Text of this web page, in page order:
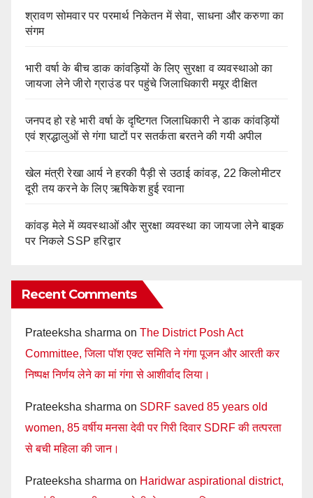
श्रावण सोमवार पर परमार्थ निकेतन में सेवा, साधना और करुणा का
संगम
भारी वर्षा के बीच डाक कांवड़ियों के लिए सुरक्षा व व्यवस्थाओ का
जायजा लेने जीरो ग्राउंड पर पहुंचे जिलाधिकारी मयूर दीक्षित
जनपद हो रहे भारी वर्षा के दृष्टिगत जिलाधिकारी ने डाक कांवड़ियों
एवं श्रद्धालुओं से गंगा घाटों पर सतर्कता बरतने की गयी अपील
खेल मंत्री रेखा आर्य ने हरकी पैड़ी से उठाई कांवड़, 22 किलोमीटर
दूरी तय करने के लिए ऋषिकेश हुई रवाना
कांवड़ मेले में व्यवस्थाओं और सुरक्षा व्यवस्था का जायजा लेने बाइक
पर निकले SSP हरिद्वार
Recent Comments
Prateeksha sharma on The District Posh Act
Committee, जिला पॉश एक्ट समिति ने गंगा पूजन और आरती कर
निष्पक्ष निर्णय लेने का मां गंगा से आशीर्वाद लिया।
Prateeksha sharma on SDRF saved 85 years old
women, 85 वर्षीय मनसा देवी पर गिरी दिवार SDRF की तत्परता
से बची महिला की जान।
Prateeksha sharma on Haridwar aspirational district,